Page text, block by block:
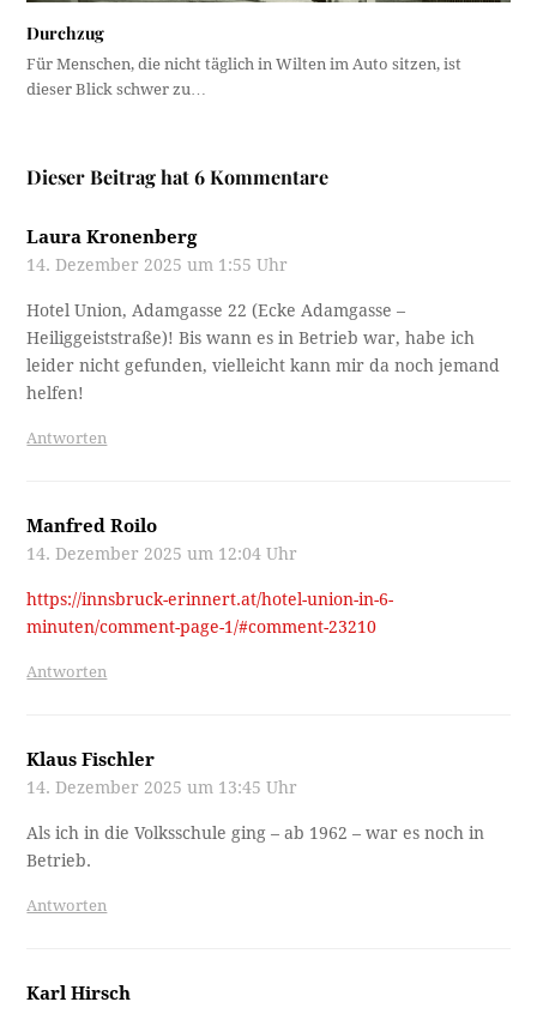
Durchzug
Für Menschen, die nicht täglich in Wilten im Auto sitzen, ist
dieser Blick schwer zu…
Dieser Beitrag hat 6 Kommentare
Laura Kronenberg
14. Dezember 2025 um 1:55 Uhr
Hotel Union, Adamgasse 22 (Ecke Adamgasse –
Heiliggeiststraße)! Bis wann es in Betrieb war, habe ich
leider nicht gefunden, vielleicht kann mir da noch jemand
helfen!
Antworten
Manfred Roilo
14. Dezember 2025 um 12:04 Uhr
https://innsbruck-erinnert.at/hotel-union-in-6-
minuten/comment-page-1/#comment-23210
Antworten
Klaus Fischler
14. Dezember 2025 um 13:45 Uhr
Als ich in die Volksschule ging – ab 1962 – war es noch in
Betrieb.
Antworten
Karl Hirsch